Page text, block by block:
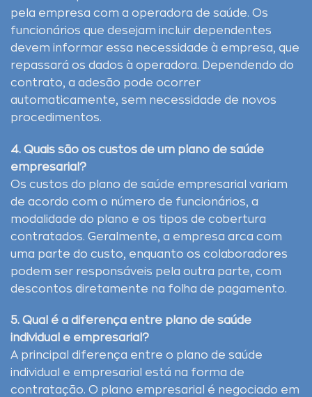
pela empresa com a operadora de saúde. Os
funcionários que desejam incluir dependentes
devem informar essa necessidade à empresa, que
repassará os dados à operadora. Dependendo do
contrato, a adesão pode ocorrer
automaticamente, sem necessidade de novos
procedimentos.
4. Quais são os custos de um plano de saúde
empresarial?
Os custos do plano de saúde empresarial variam
de acordo com o número de funcionários, a
modalidade do plano e os tipos de cobertura
contratados. Geralmente, a empresa arca com
uma parte do custo, enquanto os colaboradores
podem ser responsáveis pela outra parte, com
descontos diretamente na folha de pagamento.
5. Qual é a diferença entre plano de saúde
individual e empresarial?
A principal diferença entre o plano de saúde
individual e empresarial está na forma de
contratação. O plano empresarial é negociado em